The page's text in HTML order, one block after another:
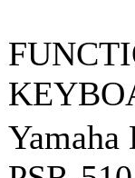
Yamaha